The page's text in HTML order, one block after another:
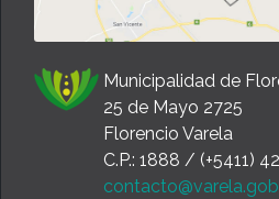
Municipalidad de
25 de Mayo 2725
Florencio Varela
C.P.: 1888 / (+5411)